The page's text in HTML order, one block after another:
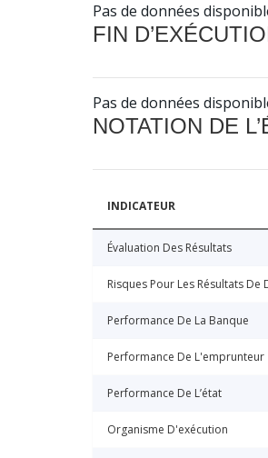
Pas de données
FIN
Pas de données
NOTATION DE
INDICATEUR
Évaluation Des Résultats
Risques Pour Les Résultats
Performance De La Banque
Performance De L'emprunteur
Performance De L’état
Organisme D'exécution